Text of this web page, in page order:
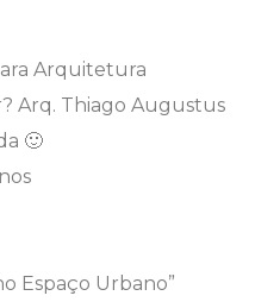
Arquitetura
Arq. Thiago Augustus
🙂
Espaço Urbano”